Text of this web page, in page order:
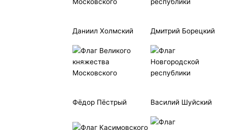
Даниил Холмский Дмитрий Борецкий
Фёдор Пёстрый Василий Шуйский